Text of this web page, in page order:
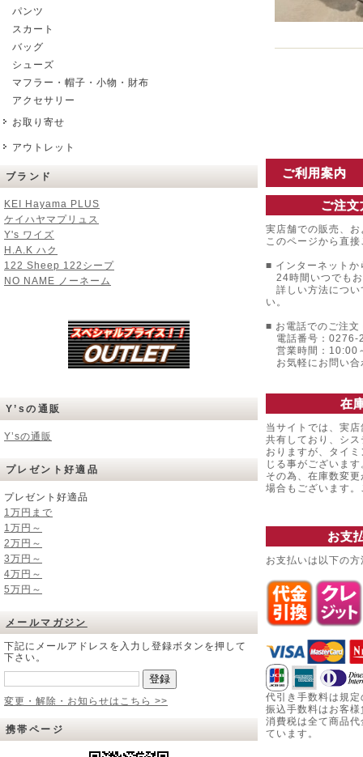
パンツ
スカート
バッグ
シューズ
マフラー・帽子・小物・財布
アクセサリー
お取り寄せ
アウトレット
ブランド
KEI Hayama PLUS
ケイハヤマプリュス
Y's ワイズ
H.A.K ハク
122 Sheep 122シープ
NO NAME ノーネーム
Y’sの通販
Y’sの通販
プレゼント好適品
プレゼント好適品
1万円まで
1万円～
2万円～
3万円～
4万円～
5万円～
メールマガジン
下記にメールアドレスを入力し登録ボタンを押して
下さい。
変更・解除・お知らせはこちら >>
携帯ページ
ご利用案内
ご注
実店舗での販売、
このページから直
■ インターネットか
24時間いつでも
詳しい方法につい
い。
■ お電話でのご注文
電話番号：0276-
営業時間：10:00
お気軽にお問い合
在
当サイトでは、実
共有しており、シ
おりますが、タイ
じる事がございます
その為、在庫数変
場合もございます
お支
お支払いは以下の
代引き手数料は規
振込手数料はお客
消費税は全て商品
ています。